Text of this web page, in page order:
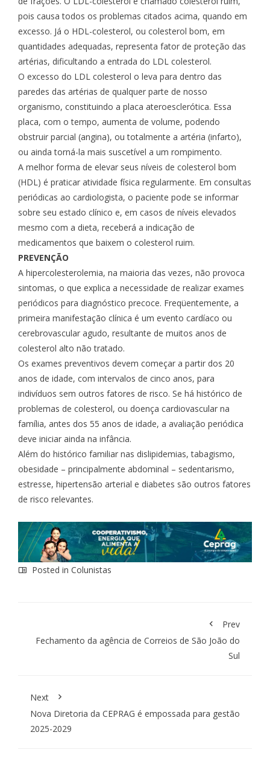
pois causa todos os problemas citados acima, quando em
excesso. Já o HDL-colesterol, ou colesterol bom, em
quantidades adequadas, representa fator de proteção das
artérias, dificultando a entrada do LDL colesterol.
O excesso do LDL colesterol o leva para dentro das
paredes das artérias de qualquer parte de nosso
organismo, constituindo a placa ateroesclerótica. Essa
placa, com o tempo, aumenta de volume, podendo
obstruir parcial (angina), ou totalmente a artéria (infarto),
ou ainda torná-la mais suscetível a um rompimento.
A melhor forma de elevar seus níveis de colesterol bom
(HDL) é praticar atividade física regularmente. Em consultas
periódicas ao cardiologista, o paciente pode se informar
sobre seu estado clínico e, em casos de níveis elevados
mesmo com a dieta, receberá a indicação de
medicamentos que baixem o colesterol ruim.
PREVENÇÃO
A hipercolesterolemia, na maioria das vezes, não provoca
sintomas, o que explica a necessidade de realizar exames
periódicos para diagnóstico precoce. Freqüentemente, a
primeira manifestação clínica é um evento cardíaco ou
cerebrovascular agudo, resultante de muitos anos de
colesterol alto não tratado.
Os exames preventivos devem começar a partir dos 20
anos de idade, com intervalos de cinco anos, para
indivíduos sem outros fatores de risco. Se há histórico de
problemas de colesterol, ou doença cardiovascular na
família, antes dos 55 anos de idade, a avaliação periódica
deve iniciar ainda na infância.
Além do histórico familiar nas dislipidemias, tabagismo,
obesidade – principalmente abdominal – sedentarismo,
estresse, hipertensão arterial e diabetes são outros fatores
de risco relevantes.
Posted in Colunistas
Prev
Fechamento da agência de Correios de São João do
Sul
Next
Nova Diretoria da CEPRAG é empossada para gestão
2025-2029